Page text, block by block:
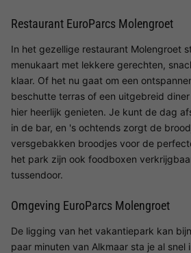
Restaurant EuroParcs Molengroet
In het gezellige restaurant Molengroet
menukaart met lekkere gerechten,
klaar. Of het nu gaat om een
beschutte terras of een uitgebreid
hier heerlijk genieten. Je kunt de dag
in de bar, en 's ochtends zorgt de
versgebakken broodjes voor de
het park zijn ook foodboxen
tussendoor.
Omgeving EuroParcs Molengroet
De ligging van het vakantiepark kan
paar minuten van Alkmaar sta je al snel